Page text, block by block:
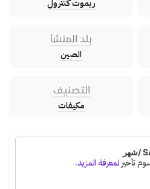
ريموت كنترول
بلد المنشأ
الصين
التصنيف
مكيفات